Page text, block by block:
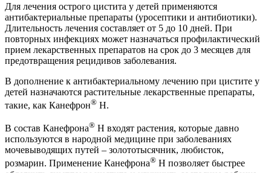
Для лечения острого цистита у детей применяются
антибактериальные препараты (уросептики и антибиотики).
Длительность лечения составляет от 5 до 10 дней. При
повторных инфекциях может назначаться профилактический
прием лекарственных препаратов на срок до 3 месяцев для
предотвращения рецидивов заболевания.
В дополнение к антибактериальному лечению при цистите у
детей назначаются растительные лекарственные препараты,
такие, как Канефрон® Н.
В состав Канефрона® Н входят растения, которые давно
используются в народной медицине при заболеваниях
мочевыводящих путей – золототысячник, любисток,
розмарин. Применение Канефрона® Н позволяет быстрее